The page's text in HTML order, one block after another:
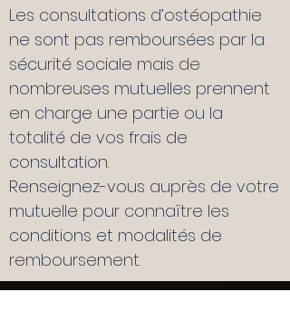
Les consultations d’ostéopathie
ne sont pas remboursées par la
sécurité sociale mais de
nombreuses mutuelles prennent
en charge une partie ou la
totalité de vos frais de
consultation.
Renseignez-vous auprès de votre
mutuelle pour connaître les
conditions et modalités de
remboursement.